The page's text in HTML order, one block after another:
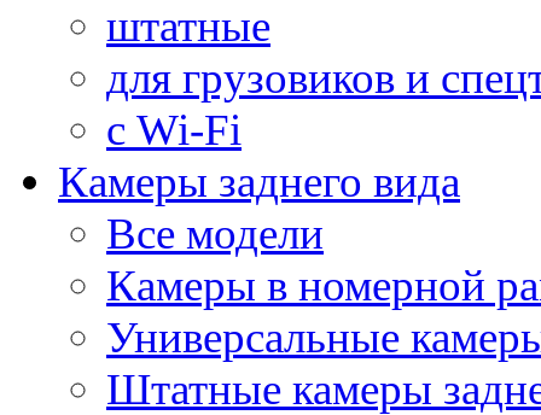
штатные
для грузовиков и
с Wi-Fi
Камеры заднего вида
Все модели
Камеры в номерной
Универсальные
Штатные камеры